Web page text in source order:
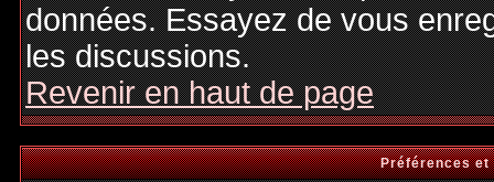
données. Essayez de vous
les discussions.
Revenir en haut de page
Préférences